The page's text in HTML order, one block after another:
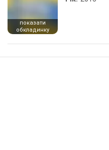
показати
обкладинку